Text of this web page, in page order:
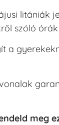
litániák
szóló
a
meg